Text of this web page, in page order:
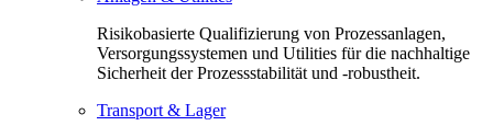
Risikobasierte Qualifizierung von Prozessanlagen,
Versorgungssystemen und Utilities für die nachhaltige
Sicherheit der Prozessstabilität und -robustheit.
Transport & Lager